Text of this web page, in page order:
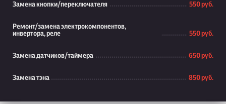
Замена кнопки/переключателя 550 руб.
Ремонт/замена электрокомпонентов,
инвертора, реле
550 руб.
Замена датчиков/таймера 650 руб.
Замена тэна 850 руб.